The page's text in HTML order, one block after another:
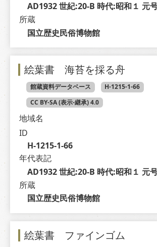
AD1932 世紀:20-B 時代:昭和１ 元
所蔵
国立歴史民俗博物館
絵葉書 海苔を採る舟
館蔵資料データベース
H-1215-1-66
CC BY-SA (表示-継承) 4.0
地域名
ID
H-1215-1-66
年代表記
AD1932 世紀:20-B 時代:昭和１ 元
所蔵
国立歴史民俗博物館
絵葉書 ファインゴム